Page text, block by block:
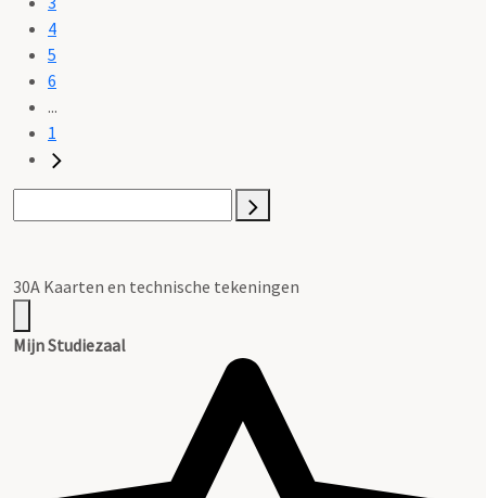
4
5
6
...
1
30A Kaarten en technische tekeningen
Mijn Studiezaal